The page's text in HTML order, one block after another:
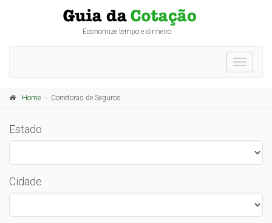
Economize tempo e dinheiro
Toggle
Home Corretoras de Seguros
Estado
Cidade